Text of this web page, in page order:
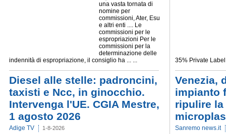
una vasta tornata di
nomine per
commissioni, Ater, Esu
e altri enti .... Le
commissioni per le
espropriazioni Per le
commissioni per la
determinazione delle
indennità di espropriazione, il consiglio ha ... ...
Diesel alle stelle: padroncini,
taxisti e Ncc, in ginocchio.
Intervenga l'UE. CGIA Mestre,
1 agosto 2026
Adige TV 1-8-2026
35% Private
Venezia,
impianto
ripulire la
Sanremo news.it